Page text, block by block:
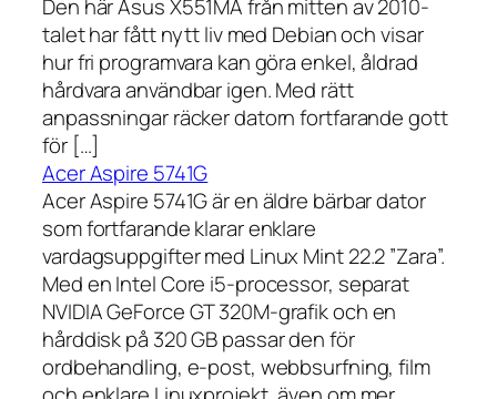
Den här Asus X551MA från mitten av 2010-
talet har fått nytt liv med Debian och visar
hur fri programvara kan göra enkel, åldrad
hårdvara användbar igen. Med rätt
anpassningar räcker datorn fortfarande gott
för […]
Acer Aspire 5741G
Acer Aspire 5741G är en äldre bärbar dator
som fortfarande klarar enklare
vardagsuppgifter med Linux Mint 22.2 ”Zara”.
Med en Intel Core i5-processor, separat
NVIDIA GeForce GT 320M-grafik och en
hårddisk på 320 GB passar den för
ordbehandling, e-post, webbsurfning, film